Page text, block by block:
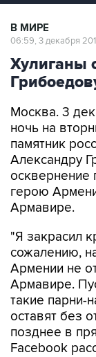
В МИРЕ
06:59, 3 декабря
Хулиганы
Москва. 3
ночь на
памятник
Александру
осквернение
герою
Армавире.
"Я закрасил
сожалению,
Армении не
Армавире.
такие парни-
оставят без
позднее в
Facebook